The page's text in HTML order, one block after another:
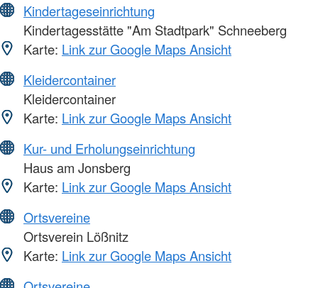
Kindertageseinrichtung
Kindertagesstätte "Am Stadtpark" Schneeberg
Karte: Link zur Google Maps Ansicht
Kleidercontainer
Kleidercontainer
Karte: Link zur Google Maps Ansicht
Kur- und Erholungseinrichtung
Haus am Jonsberg
Karte: Link zur Google Maps Ansicht
Ortsvereine
Ortsverein Lößnitz
Karte: Link zur Google Maps Ansicht